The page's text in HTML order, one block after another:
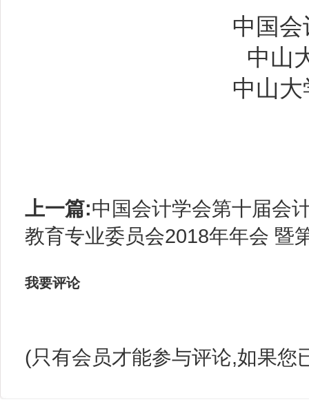
中国
中山
中山
上一篇:中国会计学会第十届会
教育专业委员会2018年年会 暨
我要评论
(只有会员才能参与评论,如果您